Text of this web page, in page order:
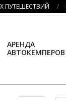
ПУТЕШЕСТВИЙ
АРЕНДА
АВТОКЕМПЕРОВ